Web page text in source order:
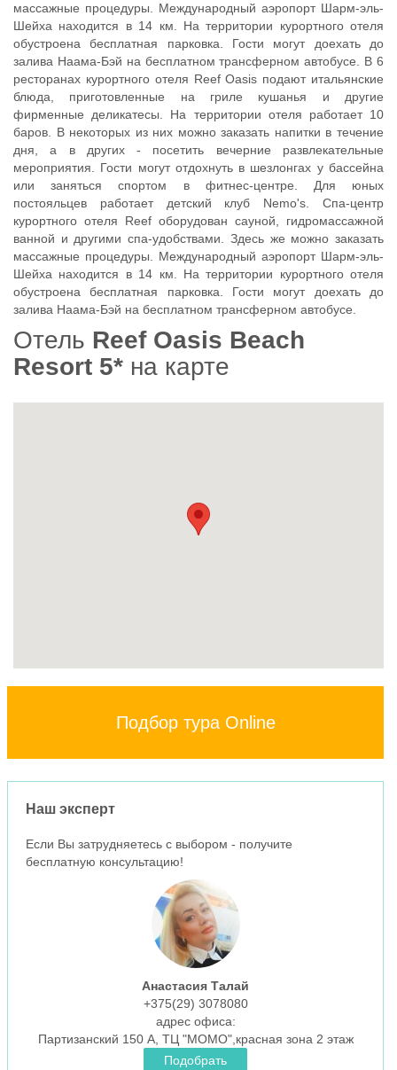
массажные процедуры. Международный аэропорт Шарм-эль-
Шейха находится в 14 км. На территории курортного отеля
обустроена бесплатная парковка. Гости могут доехать до
залива Наама-Бэй на бесплатном трансферном автобусе. В 6
ресторанах курортного отеля Reef Oasis подают итальянские
блюда, приготовленные на гриле кушанья и другие
фирменные деликатесы. На территории отеля работает 10
баров. В некоторых из них можно заказать напитки в течение
дня, а в других - посетить вечерние развлекательные
мероприятия. Гости могут отдохнуть в шезлонгах у бассейна
или заняться спортом в фитнес-центре. Для юных
постояльцев работает детский клуб Nemo's. Спа-центр
курортного отеля Reef оборудован сауной, гидромассажной
ванной и другими спа-удобствами. Здесь же можно заказать
массажные процедуры. Международный аэропорт Шарм-эль-
Шейха находится в 14 км. На территории курортного отеля
обустроена бесплатная парковка. Гости могут доехать до
залива Наама-Бэй на бесплатном трансферном автобусе.
Отель Reef Oasis Beach
Resort 5* на карте
Подбор тура Online
Наш эксперт
Если Вы затрудняетесь с выбором - получите
бесплатную консультацию!
Анастасия Талай
+375(29) 3078080
aдрес офиса:
Партизанский 150 А, ТЦ "МОМО",красная зона 2 этаж
Подобрать